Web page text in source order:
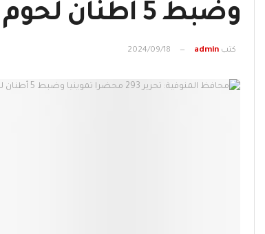
وضبط 5 أطنان لحوم مجمدة مجهولة المصدر
كتب admin
2024/09/18